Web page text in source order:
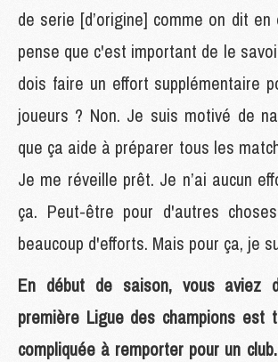
de serie [d’origine] comme on dit
pense que c'est important de le
dois faire un effort supplémentaire
joueurs ? Non. Je suis motivé de
que ça aide à préparer tous les
Je me réveille prêt. Je n’ai aucun
ça. Peut-être pour d'autres
beaucoup d'efforts. Mais pour ça, je
En début de saison, vous aviez
première Ligue des champions est
compliquée à remporter pour un